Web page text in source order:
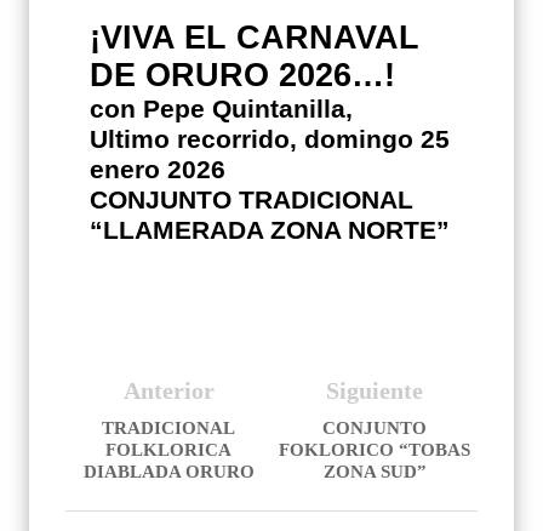
¡VIVA EL CARNAVAL
DE ORURO 2026…!
con Pepe Quintanilla,
Ultimo recorrido, domingo 25
enero 2026
CONJUNTO TRADICIONAL
“LLAMERADA ZONA NORTE”
Siguiente
CONJUNTO
FOKLORICO “TOBAS
ZONA SUD”
Anterior
TRADICIONAL
FOLKLORICA
DIABLADA ORURO